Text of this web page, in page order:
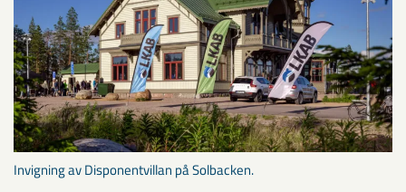
Invigning av Disponentvillan på Solbacken.